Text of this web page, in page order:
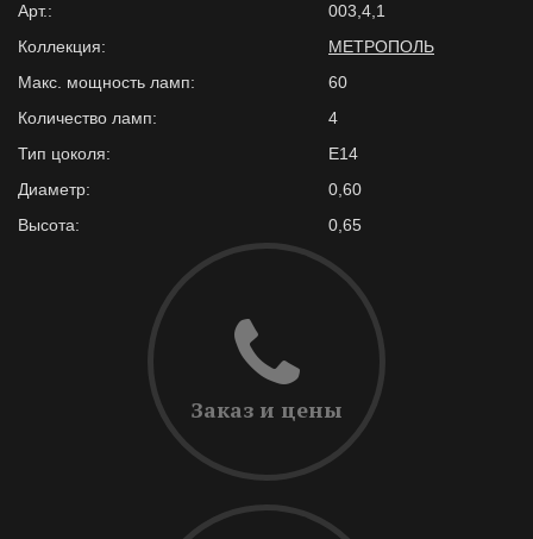
Арт.:
003,4,1
Коллекция:
МЕТРОПОЛЬ
Макс. мощность ламп:
60
Количество ламп:
4
Тип цоколя:
Е14
Диаметр:
0,60
Высота:
0,65
Заказ и цены